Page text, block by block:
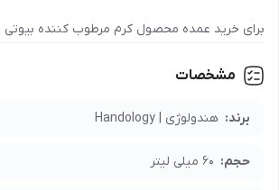
برای خرید عمده محصول کرم مرطوب کننده بیوتی
جهت دریافت نمایندگی و پخش محصول
بگیرید و اطلاعات لازم درباره شرایط همکاری و
مشخصات
برند: هندولوژی | Handology
حجم: 60 میلی لیتر